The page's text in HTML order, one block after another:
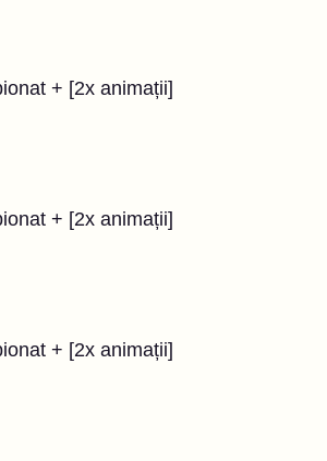
+ [2x animații]
+ [2x animații]
+ [2x animații]